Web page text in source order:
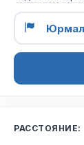
РАССТОЯНИЕ: